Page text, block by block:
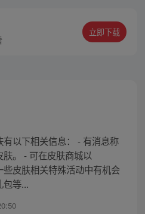
立即下载
以下相关信息： - 有消息称
。 - 可在皮肤商城以
皮肤相关特殊活动中有机会
包等...